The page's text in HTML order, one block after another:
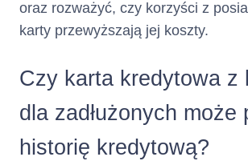
upływem
Spłata jest
oraz rozważyć, czy korzyści z
karty przewyższają jej koszty.
Czy karta kredytowa z
dla zadłużonych może
historię kredytową?